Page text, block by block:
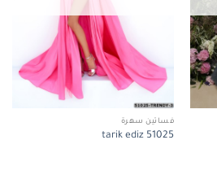
فساتين سهرة
tarik ediz 51025